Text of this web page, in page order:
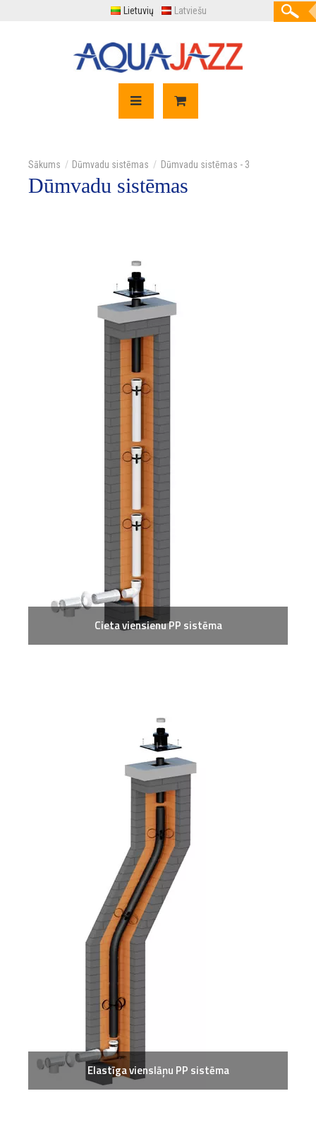
Lietuvių Latviešu
Dūmvadu sistēmas Dūmvadu sistēmas - 3
Dūmvadu sistēmas
Cieta viensienu PP sistēma
Elastīga vienslāņu PP sistēma